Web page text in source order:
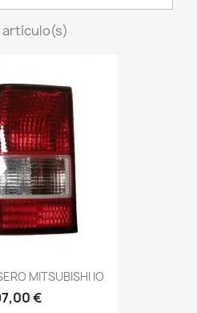
artículo(s)
MITSUBISHI IO
€